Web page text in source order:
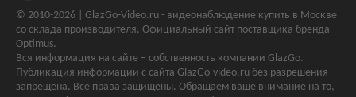
© 2010-2026 | GlazGo-Video.ru - видеонаблюдение купить в Москве
со склада производителя. Официальный сайт поставщика бренда
Optimus.
Вся информация на сайте – собственность компании GlazGo.
Публикация информации с сайта GlazGo-video.ru без разрешения
запрещена. Все права защищены. Обращаем ваше внимание на то,